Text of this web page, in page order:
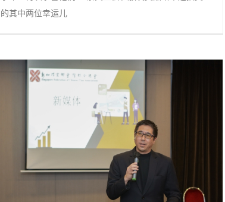
的其中两位幸运儿